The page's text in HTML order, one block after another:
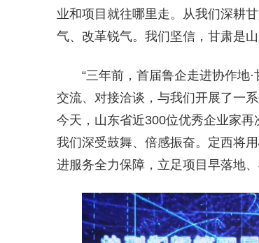
业和项目就往哪里走。从我们深耕
气、改革锐气。我们坚信，甘肃是
“三年前，首届鲁企走进协作地
交流、对接洽谈，与我们开展了一
今天，山东省近300位优秀企业家再
我们深受鼓舞、倍感振奋。定西将
进服务全力保障，立足项目早落地、